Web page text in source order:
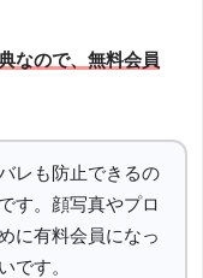
なので、無料会員
レも防止できるの
す。顔写真やプロ
に有料会員になっ
です。